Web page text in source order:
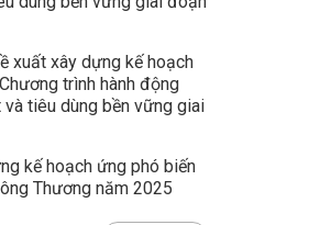
xuất xây dựng kế hoạch
trình hành động
tiêu dùng bền vững giai
kế hoạch ứng phó biến
Thương năm 2025